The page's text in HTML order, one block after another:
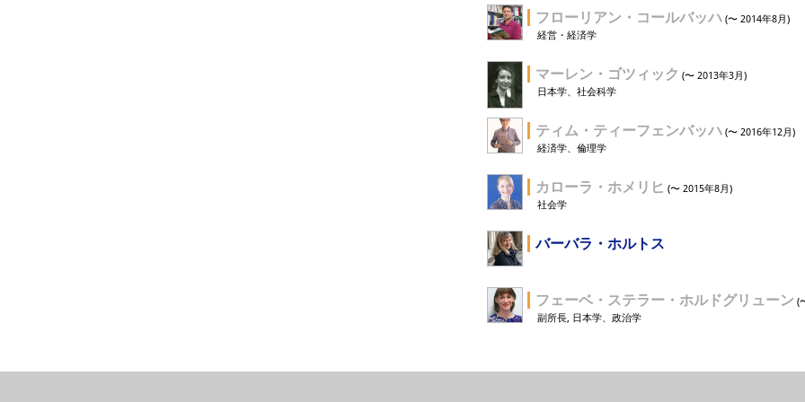
フローリアン・コールバッハ (〜 2014年8月)
経営・経済学
マーレン・ゴツィック (〜 2013年3月)
日本学、社会科学
ティム・ティーフェンバッハ (〜 2016年12月)
経済学、倫理学
カローラ・ホメリヒ (〜 2015年8月)
社会学
バーバラ・ホルトス
フェーベ・ステラー・ホルドグリューン (
副所長, 日本学、政治学